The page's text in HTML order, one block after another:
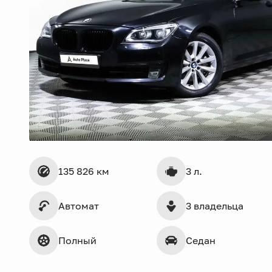
135 826 км 3 л.
Автомат 3 владельца
Полный Седан